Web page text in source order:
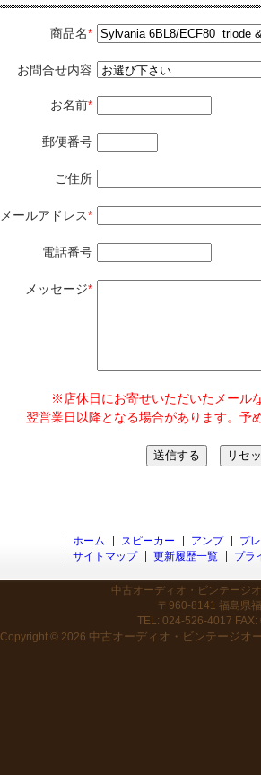
商品名*
お問合せ内容
お名前*
郵便番号
ご住所
メールアドレス*
電話番号
メッセージ*
※店休日にお寄せいただいたメール
翌営業日以降となる場合があります。予
ホーム スピーカー アンプ
プ
サイトマップ
更新履歴一覧 プラ
中古オーディオ・ビンテージ
〒960-8141 福島県
TEL: 024-526-4017
Copyright © 2026 中古オーディオ・ビンテージオ